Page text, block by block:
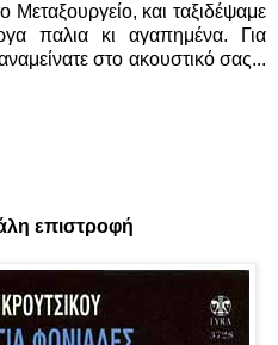
Μεταξουργείο, και ταξιδέψαμε
παλια κι αγαπημένα. Για
στο ακουστικό σας...
επιστροφή